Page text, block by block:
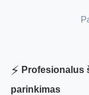
⚡ Profesionalus
parinkimas